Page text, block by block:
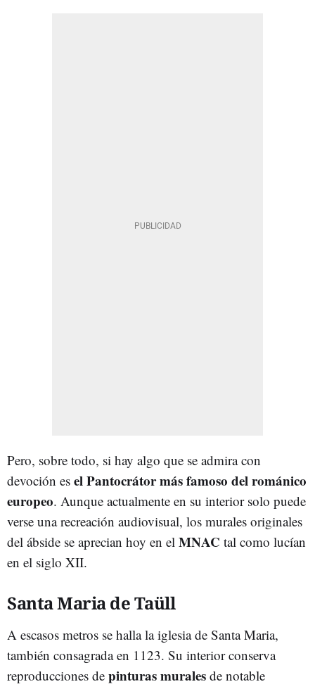
Pero, sobre todo, si hay algo que se admira con
devoción es el Pantocrátor más famoso del románico
europeo. Aunque actualmente en su interior solo puede
verse una recreación audiovisual, los murales originales
del ábside se aprecian hoy en el MNAC tal como lucían
en el siglo XII.
Santa Maria de Taüll
A escasos metros se halla la iglesia de Santa Maria,
también consagrada en 1123. Su interior conserva
reproducciones de pinturas murales de notable